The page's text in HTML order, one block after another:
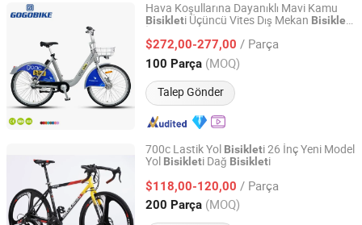
Hava Koşullarına Dayanıklı Mavi Kamu
Bisikleti Üçüncü Vites Dış Mekan Bisiklet
$272,00-277,00 / Parça
100 Parça (MOQ)
Talep Gönder
Tianjin Yuandong Lanjian Technology Co., Ltd.
Tianjin, China Fiyat 2026
700c Lastik Yol Bisikleti 26 İnç Yeni Model
Yol Bisikleti Dağ Bisikleti
$118,00-120,00 / Parça
200 Parça (MOQ)
Xingtai Jinqi Toys Co., Ltd.
Hebei, China Fiyat 2020